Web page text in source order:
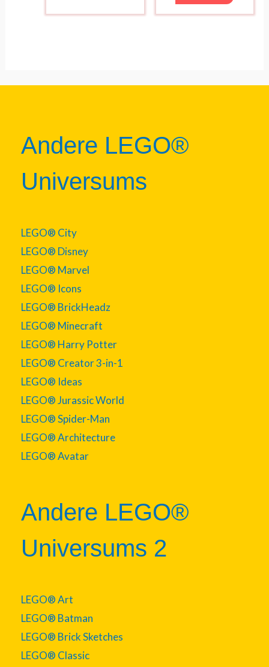
Andere LEGO®
Universums
LEGO® City
LEGO® Disney
LEGO® Marvel
LEGO® Icons
LEGO® BrickHeadz
LEGO® Minecraft
LEGO® Harry Potter
LEGO® Creator 3-in-1
LEGO® Ideas
LEGO® Jurassic World
LEGO® Spider-Man
LEGO® Architecture
LEGO® Avatar
Andere LEGO®
Universums 2
LEGO® Art
LEGO® Batman
LEGO® Brick Sketches
LEGO® Classic